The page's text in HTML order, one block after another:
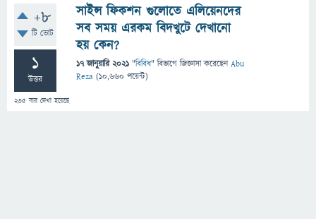
+8
টি ভোট
1
উত্তর
235 বার দেখা হয়েছে
সাইন্স ফিকশন গুলোতে এলিয়েনদের
সব সময় এরকম বিদখুটে দেখানো
হয় কেন?
17 জানুয়ারি 2021 "বিবিধ" বিভাগে জিজ্ঞাসাকরেছেনAbu
Reza (10,660 পয়েন্ট)